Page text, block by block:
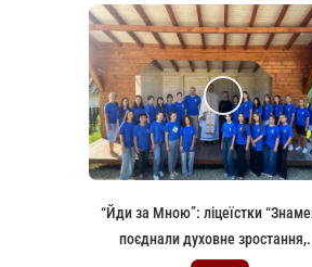
“Йди за Мною”: ліцеїстки
поєднали духовне